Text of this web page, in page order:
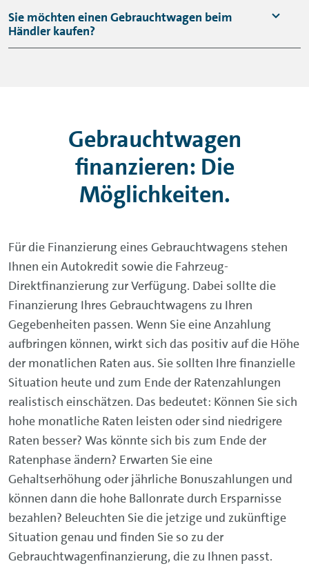
Die Fahrzeug-
Direktfinanzierung.
es wird aber nicht von einem Volkswagen-
Konzernpartner angeboten? Oder Sie
möchten Ihren Leasingrückläufer
übernehmen und weiter
finanzieren? Auch hierfür bieten wir Ihnen
die optimale Finanzierungsmöglichkeit.
ZUR FAHRZEUG-DIREKTFINANZIERUNG
Sie möchten einen Gebrauchtwagen beim
Händler kaufen?
Die Auto-Finanzierung.
Sie möchten ein Fahrzeug finanzieren?
Mit unserem Autokredit finden Sie die
passende Finanzierung und gelangen
schnell und einfach zu Ihrem neuen Auto.
Gebrauchtwagen
finanzieren: Die
Möglichkeiten.
Für die Finanzierung eines Gebrauchtwagens stehen
Ihnen ein Autokredit sowie die Fahrzeug-
Direktfinanzierung zur Verfügung. Dabei sollte die
Finanzierung Ihres Gebrauchtwagens zu Ihren
Gegebenheiten passen. Wenn Sie eine Anzahlung
aufbringen können, wirkt sich das positiv auf die Höhe
der monatlichen Raten aus. Sie sollten Ihre finanzielle
Situation heute und zum Ende der Ratenzahlungen
realistisch einschätzen. Das bedeutet: Können Sie sich
hohe monatliche Raten leisten oder sind niedrigere
Raten besser? Was könnte sich bis zum Ende der
Ratenphase ändern? Erwarten Sie eine
Gehaltserhöhung oder jährliche Bonuszahlungen und
können dann die hohe Ballonrate durch Ersparnisse
bezahlen? Beleuchten Sie die jetzige und zukünftige
Situation genau und finden Sie so zu der
Gebrauchtwagenfinanzierung, die zu Ihnen passt.